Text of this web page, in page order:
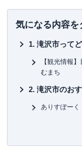
気になる内容を
滝沢市って
【観光情報
むまち
滝沢市のお
ありすぽー